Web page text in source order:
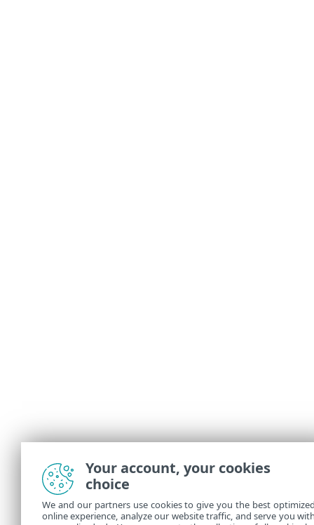
Your account, your cookies
choice
We and our partners use cookies to give you the best
online experience, analyze our website traffic, and serve you